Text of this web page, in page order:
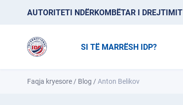
AUTORITETI NDËRKOMBËTAR I DREJTIMIT
SI TË MARRËSH IDP?
Faqja kryesore / Blog /Anton Belikov